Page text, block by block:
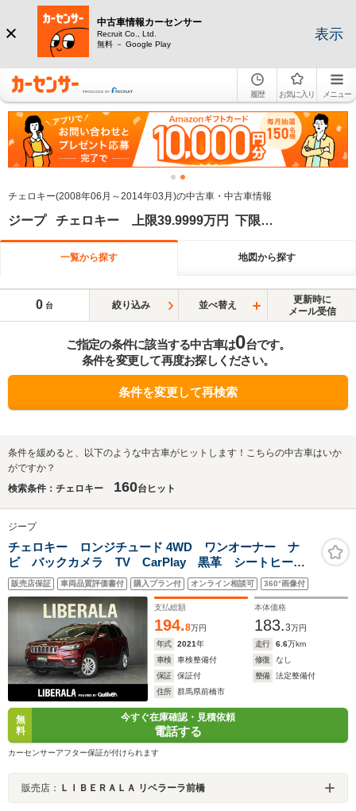
中古車情報カーセンサー
Recruit Co., Ltd.
無料 － Google Play
表示
履歴 お気に入り メニュー
チェロキー(2008年06月～2014年03月)の中古車・中古車情報
ジープ チェロキー 上限39.9999万円 下限30万円
一覧から探す 地図から探す
0 台 絞り込み 並べ替え
更新時に
メール受信
ご指定の条件に該当する中古車は0台です。
条件を変更して再度お探しください。
条件を変更して再検索
条件を緩めると、以下のような中古車がヒットします！こちらの中古車はいか
がですか？
検索条件：チェロキー
160台ヒット
ジープ
チェロキー ロンジチュード 4WD ワンオーナー ナ
ビ バックカメラ TV CarPlay 黒革 シートヒータ
ー 電動シート 電動リアゲート ACC LKA BSM
LEDヘッドライト ETC2.0
販売店保証 車両品質評価書付 購入プラン付 オンライン相談可 360°画像付
支払総額
194.8万円
本体価格
183.3万円
年式
2021年 走行 6.6万km
車検
車検整備付 修復
なし
保証
保証付 整備
法定整備付
住所
群馬県前橋市
無
料
今すぐ在庫確認・見積依頼
電話する
カーセンサーアフター保証が付けられます
販売店： ＬＩＢＥＲＡＬＡ リベラーラ前橋